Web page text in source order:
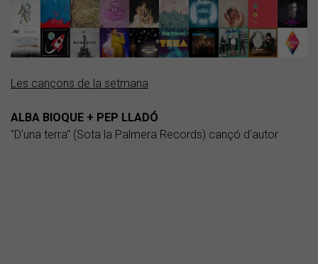
Les cançons de la setmana
ALBA BIOQUE + PEP LLADÓ
"D'una terra" (Sota la Palmera Records) cançó d'autor